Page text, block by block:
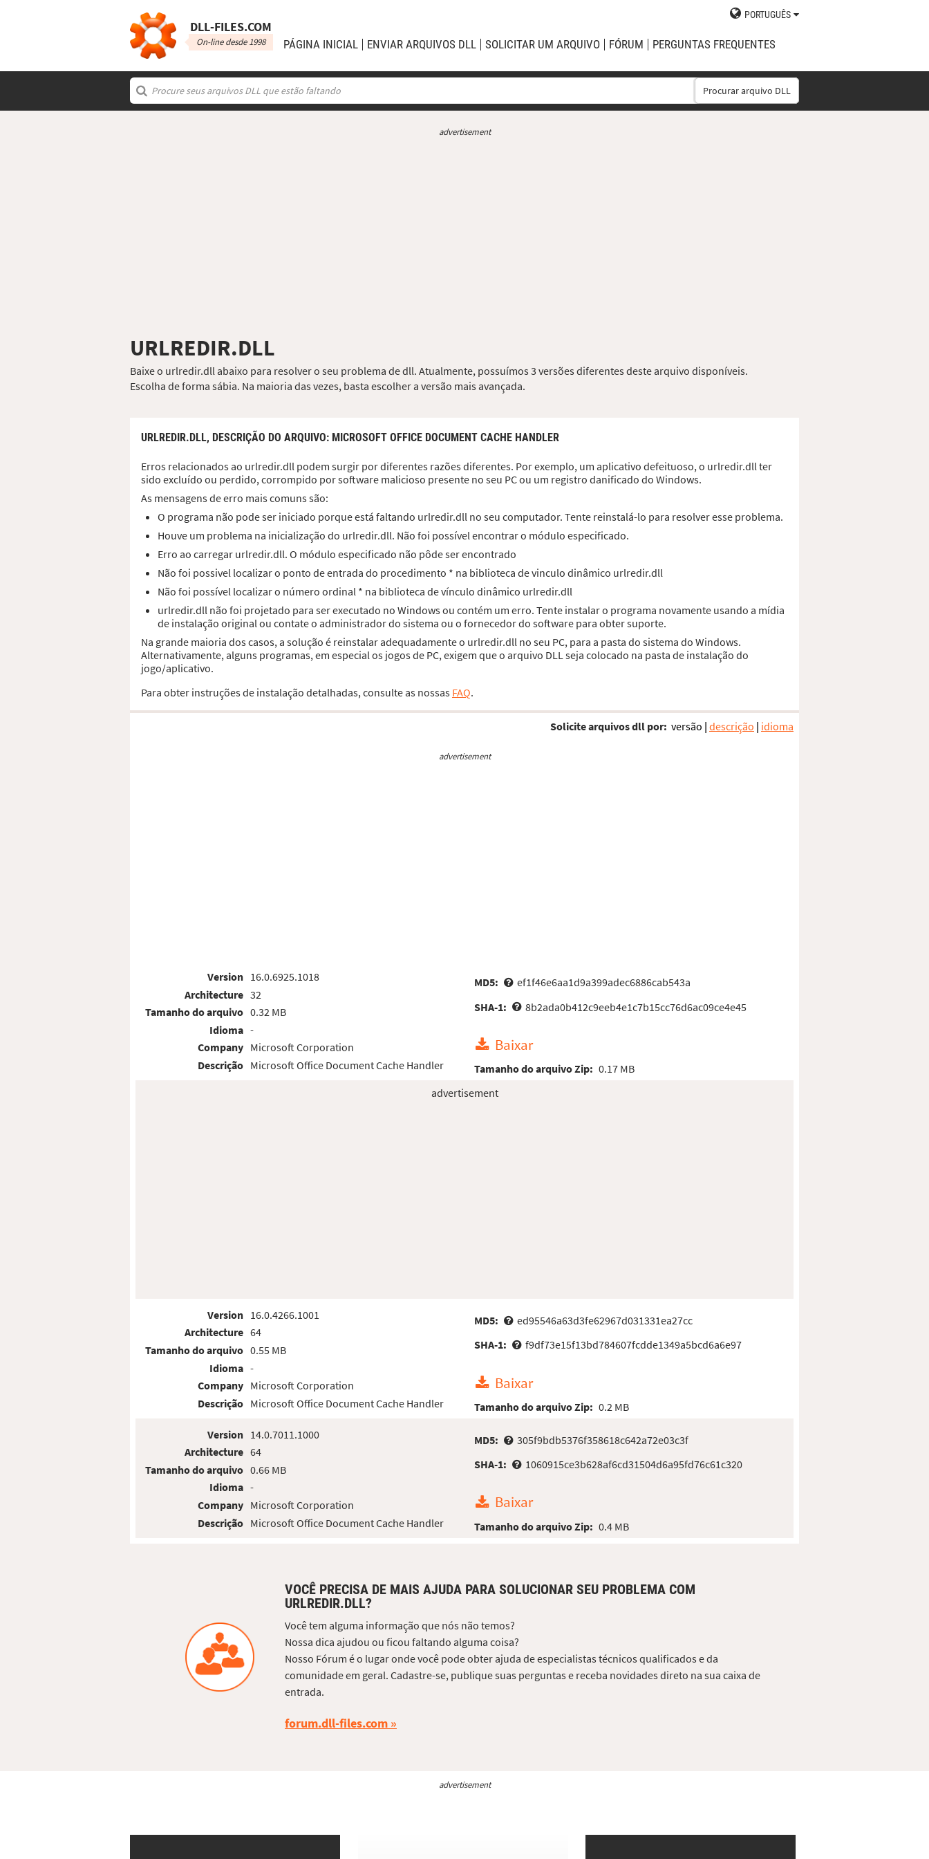
DLL‑FILES.COM
On-line desde 1998
PORTUGUÊS
PÁGINA INICIAL ENVIAR ARQUIVOS DLL SOLICITAR UM ARQUIVO FÓRUM PERGUNTAS FREQUENTES
Procurar arquivo DLL
advertisement
URLREDIR.DLL
Baixe o urlredir.dll abaixo para resolver o seu problema de dll. Atualmente, possuímos 3 versões diferentes deste arquivo disponíveis.
Escolha de forma sábia. Na maioria das vezes, basta escolher a versão mais avançada.
URLREDIR.DLL, DESCRIÇÃO DO ARQUIVO: MICROSOFT OFFICE DOCUMENT CACHE HANDLER
Erros relacionados ao urlredir.dll podem surgir por diferentes razões diferentes. Por exemplo, um aplicativo defeituoso, o urlredir.dll ter
sido excluído ou perdido, corrompido por software malicioso presente no seu PC ou um registro danificado do Windows.
As mensagens de erro mais comuns são:
O programa não pode ser iniciado porque está faltando urlredir.dll no seu computador. Tente reinstalá-lo para resolver esse problema.
Houve um problema na inicialização do urlredir.dll. Não foi possível encontrar o módulo especificado.
Erro ao carregar urlredir.dll. O módulo especificado não pôde ser encontrado
Não foi possivel localizar o ponto de entrada do procedimento * na biblioteca de vinculo dinâmico urlredir.dll
Não foi possível localizar o número ordinal * na biblioteca de vínculo dinâmico urlredir.dll
urlredir.dll não foi projetado para ser executado no Windows ou contém um erro. Tente instalar o programa novamente usando a mídia
de instalação original ou contate o administrador do sistema ou o fornecedor do software para obter suporte.
Na grande maioria dos casos, a solução é reinstalar adequadamente o urlredir.dll no seu PC, para a pasta do sistema do Windows.
Alternativamente, alguns programas, em especial os jogos de PC, exigem que o arquivo DLL seja colocado na pasta de instalação do
jogo/aplicativo.
Para obter instruções de instalação detalhadas, consulte as nossas FAQ.
Solicite arquivos dll por: versão | descrição | idioma
advertisement
Version
Architecture
Tamanho do arquivo
Idioma
Company
Descrição
16.0.6925.1018
32
0.32 MB
-
Microsoft Corporation
Microsoft Office Document Cache Handler
MD5:
ef1f46e6aa1d9a399adec6886cab543a
SHA-1:
8b2ada0b412c9eeb4e1c7b15cc76d6ac09ce4e45
Baixar
Tamanho do arquivo Zip: 0.17 MB
advertisement
Version
Architecture
Tamanho do arquivo
Idioma
Company
Descrição
16.0.4266.1001
64
0.55 MB
-
Microsoft Corporation
Microsoft Office Document Cache Handler
MD5:
ed95546a63d3fe62967d031331ea27cc
SHA-1:
f9df73e15f13bd784607fcdde1349a5bcd6a6e97
Baixar
Tamanho do arquivo Zip: 0.2 MB
Version
Architecture
Tamanho do arquivo
Idioma
Company
Descrição
14.0.7011.1000
64
0.66 MB
-
Microsoft Corporation
Microsoft Office Document Cache Handler
MD5:
305f9bdb5376f358618c642a72e03c3f
SHA-1:
1060915ce3b628af6cd31504d6a95fd76c61c320
Baixar
Tamanho do arquivo Zip: 0.4 MB
VOCÊ PRECISA DE MAIS AJUDA PARA SOLUCIONAR SEU PROBLEMA COM
URLREDIR.DLL?
Você tem alguma informação que nós não temos?
Nossa dica ajudou ou ficou faltando alguma coisa?
Nosso Fórum é o lugar onde você pode obter ajuda de especialistas técnicos qualificados e da
comunidade em geral. Cadastre-se, publique suas perguntas e receba novidades direto na sua caixa de
entrada.
forum.dll-files.com
advertisement